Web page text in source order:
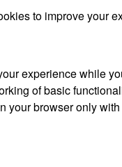
to improve your
experience while
of basic
browser only